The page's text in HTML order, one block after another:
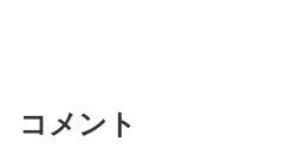
コメント